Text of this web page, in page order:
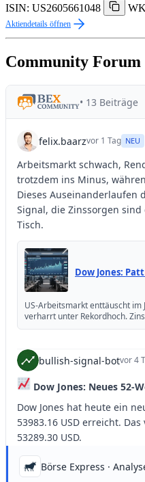
ISIN: US2605661048
Aktiendetails öffnen
Community Forum